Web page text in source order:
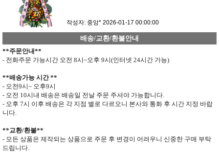
작성자: 중앙* 2026-01-17 00:00:00
배송/교환/환불안내
**주문안내**
- 전화주문 가능시간 오전 8시~오후 9시(인터넷 24시간 가능)
**배송가능 시간**
- 오전9시~ 오후9시
- 오전 10시내 배송은 배송일 전날 주문 주셔야 가능합니다
- 오후 7시 이후 배송은 각 지점 별로 다르오니 본사와 통화 후 시간 지정 바랍
니다
** 교환/환불**
- 모든 상품은 제작되는 상품으로 주문 후 변경이 어려우니 신중한 구매 부탁
드립니다